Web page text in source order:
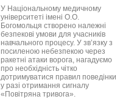
У Національному медичному
університеті імені О.О.
Богомольця створено належні
безпекові умови для учасників
навчального процесу. У зв’язку з
посиленою небезпекою через
ракетні атаки ворога, нагадуємо
про необхідність чітко
дотримуватися правил поведінки
у разі отримання сигналу
«Повітряна тривога».